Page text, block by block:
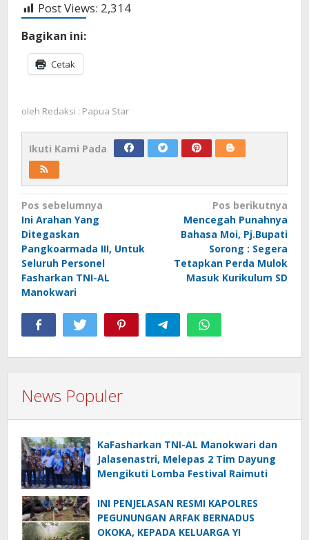
Post Views: 2,314
Bagikan ini:
Cetak
oleh Redaksi : Papua Star
Ikuti Kami Pada
Navigasi
pos
Pos sebelumnya
Ini Arahan Yang
Ditegaskan
Pangkoarmada III, Untuk
Seluruh Personel
Fasharkan TNI-AL
Manokwari
Pos berikutnya
Mencegah Punahnya
Bahasa Moi, Pj.Bupati
Sorong : Segera
Tetapkan Perda Mulok
Masuk Kurikulum SD
News Populer
KaFasharkan TNI-AL Manokwari dan
Jalasenastri, Melepas 2 Tim Dayung
Mengikuti Lomba Festival Raimuti
INI PENJELASAN RESMI KAPOLRES
PEGUNUNGAN ARFAK BERNADUS
OKOKA, KEPADA KELUARGA YI